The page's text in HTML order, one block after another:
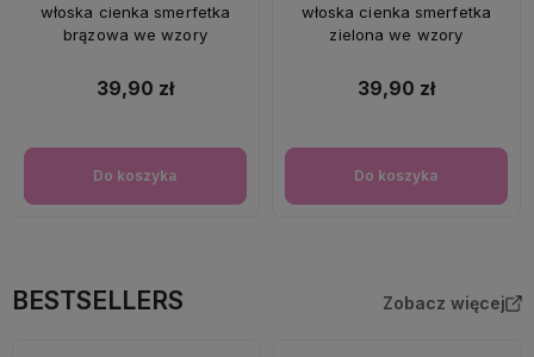
włoska cienka smerfetka
brązowa we wzory
39,90 zł
Do koszyka
włoska cienka smerfetka
zielona we wzory
39,90 zł
Do koszyka
BESTSELLERS Zobacz więcej